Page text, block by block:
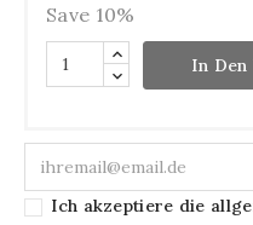
Save 10%
In
Ich akzeptiere die